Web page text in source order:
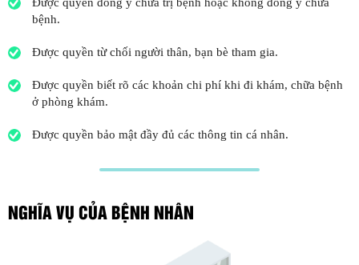
bệnh.
Được quyền từ chối người thân, bạn bè tham gia.
Được quyền biết rõ các khoản chi phí khi đi khám, chữa bệnh
ở phòng khám.
Được quyền bảo mật đầy đủ các thông tin cá nhân.
NGHĨA VỤ CỦA BỆNH NHÂN